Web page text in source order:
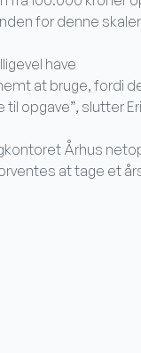
for denne
have
at bruge, fordi
opgave”, slutter
Århus
at tage et